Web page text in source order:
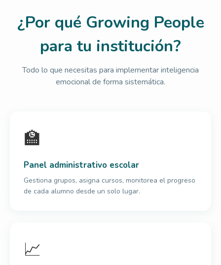
¿Por qué Growing People
para tu institución?
Todo lo que necesitas para implementar inteligencia
emocional de forma sistemática.
🏫
Panel administrativo escolar
Gestiona grupos, asigna cursos, monitorea el progreso
de cada alumno desde un solo lugar.
📈